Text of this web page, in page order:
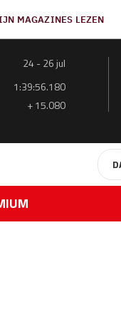
MAGAZINES LEZEN
24 - 26 jul
1:39:56.180
+ 15.080